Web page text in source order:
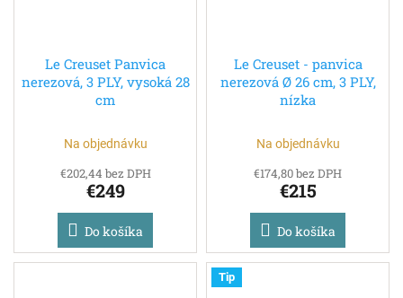
Le Creuset Panvica
nerezová, 3 PLY, vysoká 28
cm
Na objednávku
€202,44 bez DPH
€249
Do košíka
Le Creuset - panvica
nerezová Ø 26 cm, 3 PLY,
nízka
Na objednávku
€174,80 bez DPH
€215
Do košíka
Tip